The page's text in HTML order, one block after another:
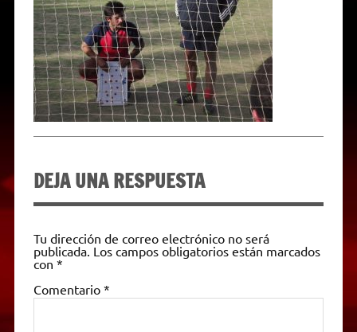
p
m
k
e
r
k
i
e
n
d
l
y
DEJA UNA RESPUESTA
Tu dirección de correo electrónico no será
publicada. Los campos obligatorios están marcados
con *
Comentario *